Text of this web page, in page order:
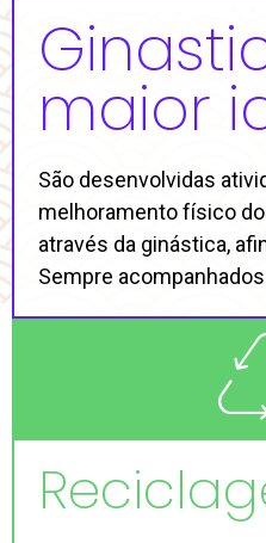
maior
São desenvolvidas
melhoramento físico
através da ginástica,
Sempre